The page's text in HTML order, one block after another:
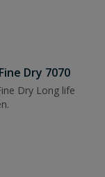
Dry 7070
Dry Long life